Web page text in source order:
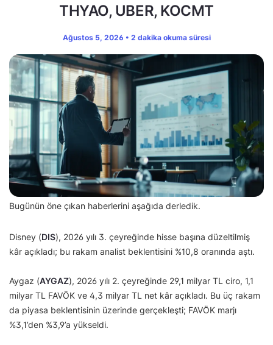
THYAO, UBER, KOCMT
Ağustos 5, 2026 • 2 dakika okuma süresi
Bugünün öne çıkan haberlerini aşağıda derledik.
Disney (DIS), 2026 yılı 3. çeyreğinde hisse başına düzeltilmiş
kâr açıkladı; bu rakam analist beklentisini %10,8 oranında aştı.
Aygaz (AYGAZ), 2026 yılı 2. çeyreğinde 29,1 milyar TL ciro, 1,1
milyar TL FAVÖK ve 4,3 milyar TL net kâr açıkladı. Bu üç rakam
da piyasa beklentisinin üzerinde gerçekleşti; FAVÖK marjı
%3,1’den %3,9’a yükseldi.